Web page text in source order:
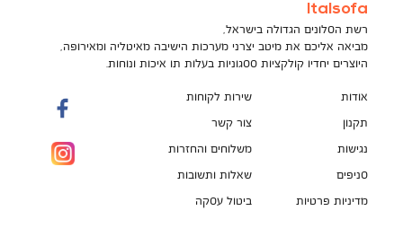
Italsofa
רשת הסלונים הגדולה בישראל,
מביאה אליכם את מיטב יצרני מערכות הישיבה מאיטליה ומאירופה,
היוצרים יחדיו קולקציות ססגוניות בעלות תו איכות ונוחות.
אודות
תקנון
נגישות
סניפים
מדיניות פרטיות
שירות לקוחות
צור קשר
משלוחים והחזרות
שאלות ותשובות
ביטול עסקה